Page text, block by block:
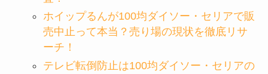
ホイップるんが100均ダイソー・セリアで販
売中止って本当？売り場の現状を徹底リサ
ーチ！
テレビ転倒防止は100均ダイソー・セリアの